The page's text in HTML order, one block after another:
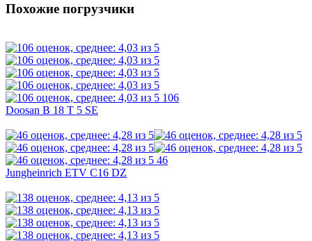
Похожие погрузчики
106
Doosan B 18 T 5 SE
46
Jungheinrich ETV C16 DZ